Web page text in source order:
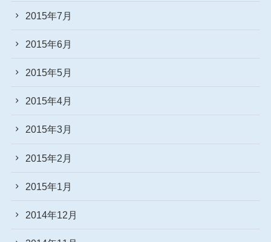
2015年7月
2015年6月
2015年5月
2015年4月
2015年3月
2015年2月
2015年1月
2014年12月